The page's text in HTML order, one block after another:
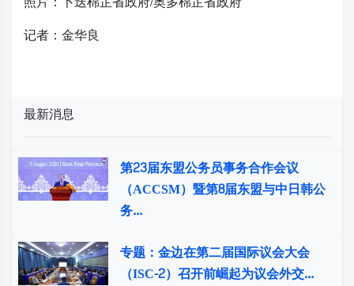
记者：金华良
最新消息
第23届东盟公务员事务合作会议
（ACCSM）暨第8届东盟与中日韩公
务...
专题：金边在第二届国际议会大会
（ISC-2）召开前崛起为议会外交...